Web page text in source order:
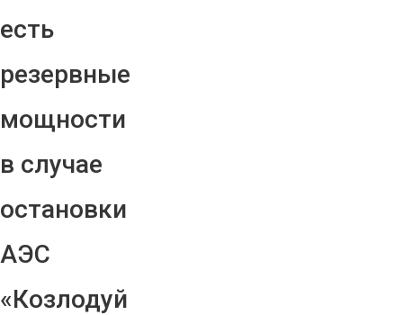
есть
резервные
мощности
в случае
остановки
АЭС
«Козлодуй